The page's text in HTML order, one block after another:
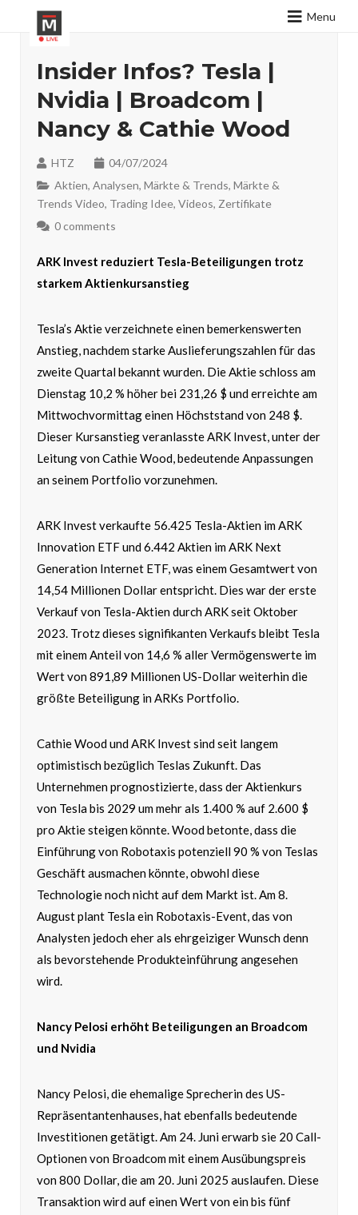
Menu
Insider Infos? Tesla |
Nvidia | Broadcom |
Nancy & Cathie Wood
HTZ
04/07/2024
Aktien, Analysen, Märkte & Trends, Märkte &
Trends Video, Trading Idee, Videos, Zertifikate
0 comments
ARK Invest reduziert Tesla-Beteiligungen trotz
starkem Aktienkursanstieg
Tesla’s Aktie verzeichnete einen bemerkenswerten
Anstieg, nachdem starke Auslieferungszahlen für das
zweite Quartal bekannt wurden. Die Aktie schloss am
Dienstag 10,2 % höher bei 231,26 $ und erreichte am
Mittwochvormittag einen Höchststand von 248 $.
Dieser Kursanstieg veranlasste ARK Invest, unter der
Leitung von Cathie Wood, bedeutende Anpassungen
an seinem Portfolio vorzunehmen.
ARK Invest verkaufte 56.425 Tesla-Aktien im ARK
Innovation ETF und 6.442 Aktien im ARK Next
Generation Internet ETF, was einem Gesamtwert von
14,54 Millionen Dollar entspricht. Dies war der erste
Verkauf von Tesla-Aktien durch ARK seit Oktober
2023. Trotz dieses signifikanten Verkaufs bleibt Tesla
mit einem Anteil von 14,6 % aller Vermögenswerte im
Wert von 891,89 Millionen US-Dollar weiterhin die
größte Beteiligung in ARKs Portfolio.
Cathie Wood und ARK Invest sind seit langem
optimistisch bezüglich Teslas Zukunft. Das
Unternehmen prognostizierte, dass der Aktienkurs
von Tesla bis 2029 um mehr als 1.400 % auf 2.600 $
pro Aktie steigen könnte. Wood betonte, dass die
Einführung von Robotaxis potenziell 90 % von Teslas
Geschäft ausmachen könnte, obwohl diese
Technologie noch nicht auf dem Markt ist. Am 8.
August plant Tesla ein Robotaxis-Event, das von
Analysten jedoch eher als ehrgeiziger Wunsch denn
als bevorstehende Produkteinführung angesehen
wird.
Nancy Pelosi erhöht Beteiligungen an Broadcom
und Nvidia
Nancy Pelosi, die ehemalige Sprecherin des US-
Repräsentantenhauses, hat ebenfalls bedeutende
Investitionen getätigt. Am 24. Juni erwarb sie 20 Call-
Optionen von Broadcom mit einem Ausübungspreis
von 800 Dollar, die am 20. Juni 2025 auslaufen. Diese
Transaktion wird auf einen Wert von ein bis fünf